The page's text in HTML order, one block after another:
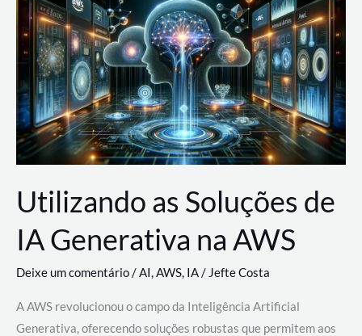
AWS
Utilizando as Soluções de
IA Generativa na AWS
Deixe um comentário/AI,AWS, IA/Jefte Costa
A AWS revolucionou o campo da Inteligência Artificial
Generativa, oferecendo soluções robustas que permitem aos